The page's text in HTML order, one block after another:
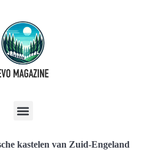
kastelen van Zuid-Engeland